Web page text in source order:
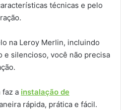
técnicas e pelo
na Leroy Merlin, incluindo
silencioso, você não precisa
faz a instalação de
rápida, prática e fácil.